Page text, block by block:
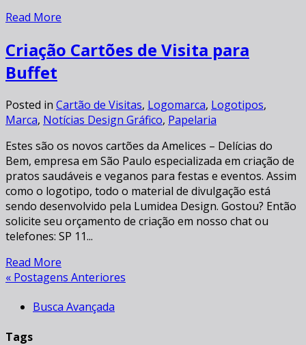
Read More
Criação Cartões de Visita para
Buffet
Posted in Cartão de Visitas, Logomarca, Logotipos,
Marca, Notícias Design Gráfico, Papelaria
Estes são os novos cartões da Amelices – Delícias do
Bem, empresa em São Paulo especializada em criação de
pratos saudáveis e veganos para festas e eventos. Assim
como o logotipo, todo o material de divulgação está
sendo desenvolvido pela Lumidea Design. Gostou? Então
solicite seu orçamento de criação em nosso chat ou
telefones: SP 11...
Read More
« Postagens Anteriores
Busca Avançada
Tags